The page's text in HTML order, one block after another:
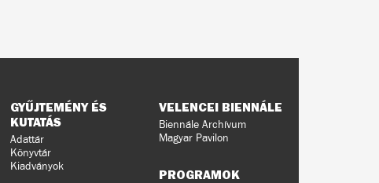
GYŰJTEMÉNY ÉS
KUTATÁS
Adattár
Könyvtár
Kiadványok
VELENCEI BIENNÁLE
Biennále Archívum
Magyar Pavilon
PROGRAMOK